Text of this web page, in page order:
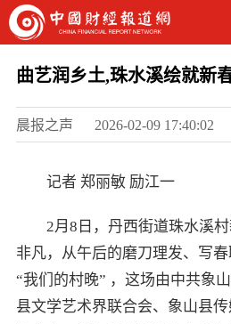
曲艺润乡土,珠水溪绘就新
晨报之声 2026-02-09 17:40:02
记者 郑丽敏 励江一
2月8日，丹西街道珠水溪
非凡，从午后的磨刀理发、写
“我们的村晚” ，这场由中共象
县文学艺术界联合会、象山县